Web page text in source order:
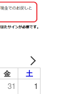
金 土
31 1